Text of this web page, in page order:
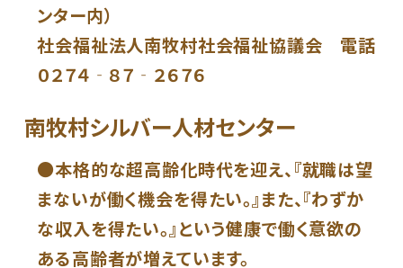
ンター内）
社会福祉法人南牧村社会福祉協議会 電話
０２７４‐８７‐２６７６
南牧村シルバー人材センター
本格的な超高齢化時代を迎え、『就職は望
まないが働く機会を得たい。』また、『わずか
な収入を得たい。』という健康で働く意欲の
ある高齢者が増えています。